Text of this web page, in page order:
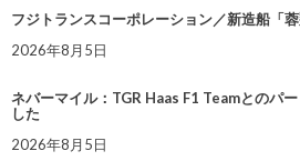
フジトランスコーポレーション／新造船「
2026年8月5日
ネバーマイル：TGR Haas F1 Teamとのパ
した
2026年8月5日